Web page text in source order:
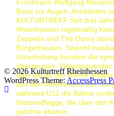
Frontmann Wolfgang
Bono vor Augen. Anekdoten
KULTURTREFF Seit drei
Rheinhessen regelmäßig
Zeppelin und The Doors
Bürgerhauses. Sowohl
Unterhaltung konnten die
überzeugen.
über die an der Bühne
aus den Musikvideos der
während U12 die Bühne
Nationalflagge, die über den
gehörte ebenso ...
© 2026 Kulturtreff Rheinhessen
WordPress Theme: AccessPress